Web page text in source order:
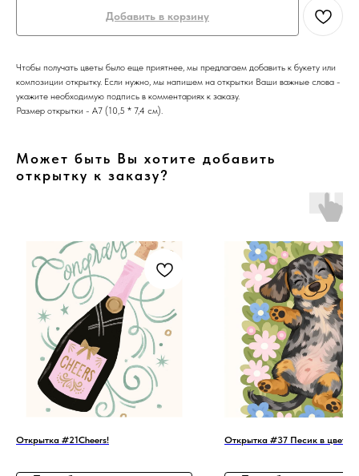
Добавить в корзину
Чтобы получать цветы было еще приятнее, мы предлагаем добавить к букету или
композиции открытку. Если нужно, мы напишем на открытки Ваши важные слова -
укажите необходимую подпись в комментариях к заказу.
Размер открытки - А7 (10,5 * 7,4 см).
Может быть Вы хотите добавить
открытку к заказу?
Открытка #21Cheers! Открытка #37 Песик в цветах